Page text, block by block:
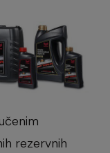
rezervnih